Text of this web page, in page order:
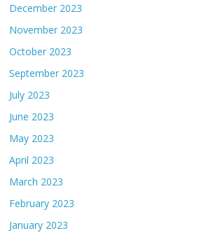
December 2023
November 2023
October 2023
September 2023
July 2023
June 2023
May 2023
April 2023
March 2023
February 2023
January 2023